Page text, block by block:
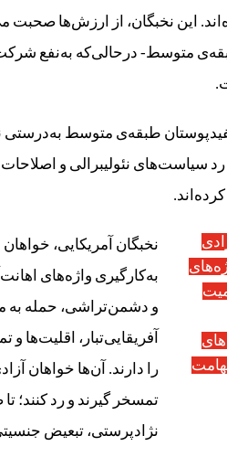
این نخبگان، از ارزش‌ها
متوسط- درحالی‌که به‌نفع
طبقه‌ی متوسط
سیاست‌های نئولیبرالی و
نخبگان آمریکایی،
به‌کارگیری واژه‌های
و دشمن‌تراشی، حمله به
آفریقایی‌تبار، اقلیت‌ها
را دارند. آن‌ها خواهان
تمسخر گیرند و رد کنند؛
نژادپرستی، تبعیض